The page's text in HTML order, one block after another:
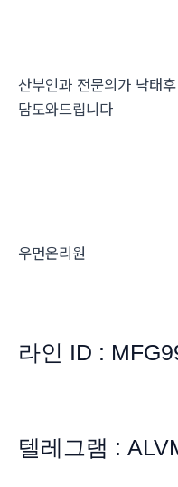
산부인과 전문의가 낙태
담도와드립니다
우먼온리원
라인 ID :
텔레그램 :